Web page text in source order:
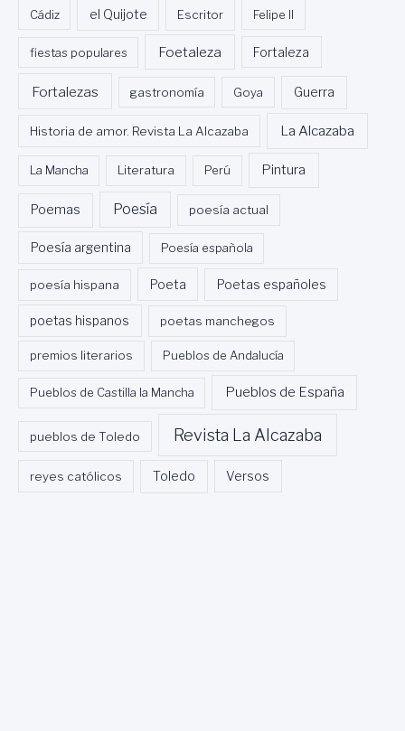
Cádiz el Quijote Escritor Felipe II
fiestas populares Foetaleza Fortaleza
Fortalezas gastronomía Goya Guerra
Historia de amor. Revista La Alcazaba La Alcazaba
La Mancha Literatura Perú Pintura
Poemas Poesía poesía actual
Poesía argentina Poesía española
poesía hispana Poeta Poetas españoles
poetas hispanos poetas manchegos
premios literarios Pueblos de Andalucía
Pueblos de Castilla la Mancha Pueblos de España
pueblos de Toledo Revista La Alcazaba
reyes católicos Toledo Versos